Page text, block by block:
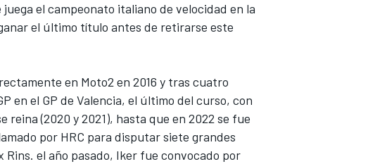
el campeonato italiano de velocidad en la
el último título antes de retirarse este
en Moto2 en 2016 y tras cuatro
en el GP de Valencia, el último del curso, con
reina (2020 y 2021), hasta que en 2022 se fue
por HRC para disputar siete grandes
el año pasado, Iker fue convocado por